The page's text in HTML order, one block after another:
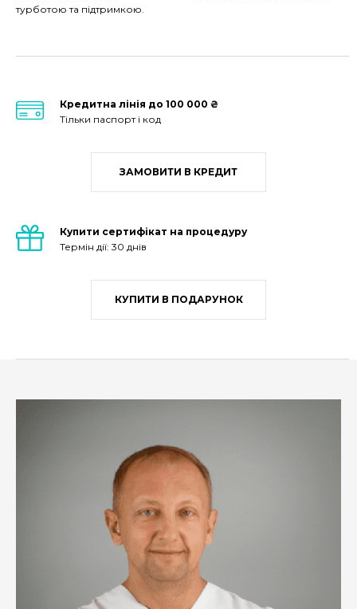
турботою та підтримкою.
Кредитна лінія до 100 000 ₴
Тільки паспорт і код
ЗАМОВИТИ В КРЕДИТ
Купити сертифікат на процедуру
Термін дії: 30 днів
КУПИТИ В ПОДАРУНОК